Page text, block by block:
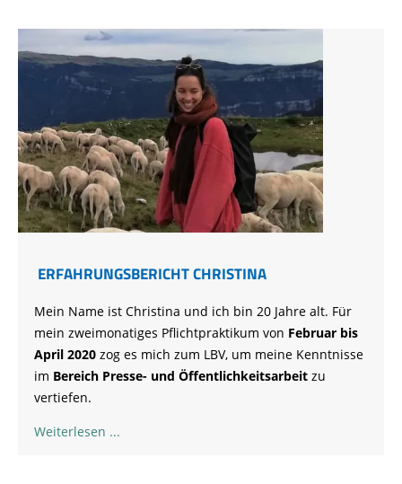
ERFAHRUNGSBERICHT CHRISTINA
Mein Name ist Christina und ich bin 20 Jahre alt. Für
mein zweimonatiges Pflichtpraktikum von Februar bis
April 2020 zog es mich zum LBV, um meine Kenntnisse
im Bereich Presse- und Öffentlichkeitsarbeit zu
vertiefen.
Weiterlesen